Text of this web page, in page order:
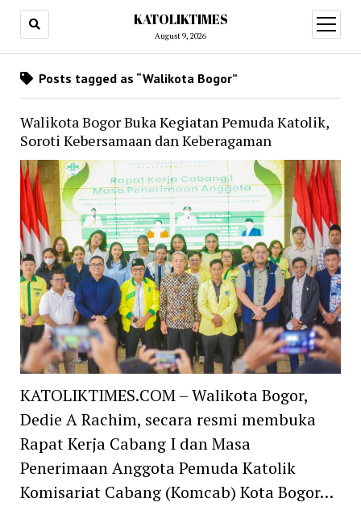
KATOLIKTIMES
August 9, 2026
open
menu
Posts tagged as “Walikota Bogor”
Walikota Bogor Buka Kegiatan Pemuda Katolik,
Soroti Kebersamaan dan Keberagaman
KATOLIKTIMES.COM – Walikota Bogor,
Dedie A Rachim, secara resmi membuka
Rapat Kerja Cabang I dan Masa
Penerimaan Anggota Pemuda Katolik
Komisariat Cabang (Komcab) Kota Bogor…